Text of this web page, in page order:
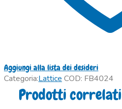
Aggiungi alla lista dei desideri
Categoria:Lattice COD: FB4024
Prodotti correlati